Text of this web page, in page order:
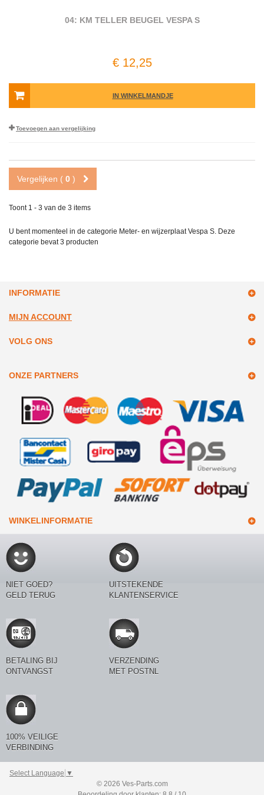
04: KM TELLER BEUGEL VESPA S
€ 12,25
IN WINKELMANDJE
Toevoegen aan vergelijking
Vergelijken ( 0 )
Toont 1 - 3 van de 3 items
U bent momenteel in de categorie Meter- en wijzerplaat Vespa S. Deze
categorie bevat3 producten
INFORMATIE
MIJN ACCOUNT
VOLG ONS
ONZE PARTNERS
WINKELINFORMATIE
NIET GOED?
GELD TERUG
UITSTEKENDE
KLANTENSERVICE
BETALING BIJ
ONTVANGST
VERZENDING
MET POSTNL
100% VEILIGE
VERBINDING
Select Language ▼
© 2026 Ves-Parts.com